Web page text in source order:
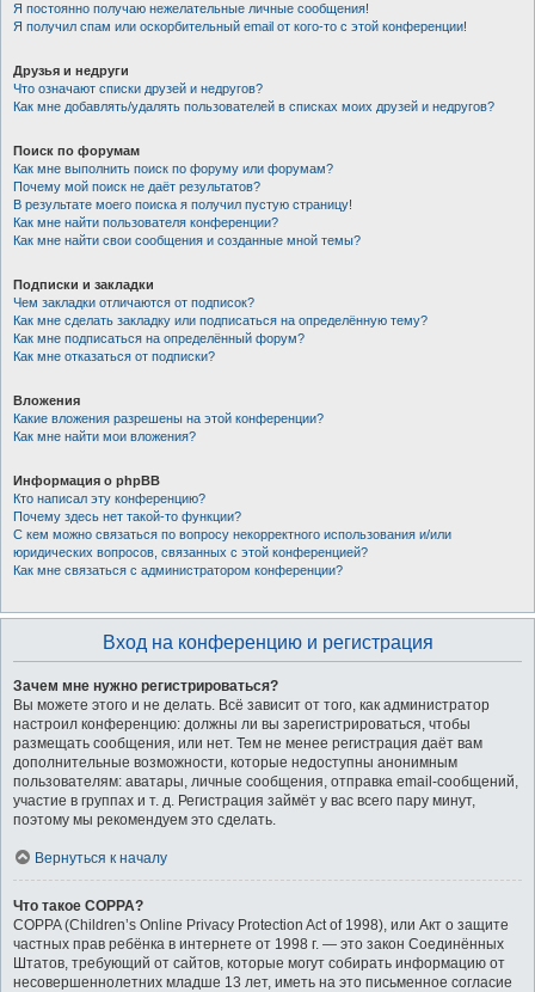
Я постоянно получаю нежелательные личные сообщения!
Я получил спам или оскорбительный email от кого-то с этой конференции!
Друзья и недруги
Что означают списки друзей и недругов?
Как мне добавлять/удалять пользователей в списках моих друзей и недругов?
Поиск по форумам
Как мне выполнить поиск по форуму или форумам?
Почему мой поиск не даёт результатов?
В результате моего поиска я получил пустую страницу!
Как мне найти пользователя конференции?
Как мне найти свои сообщения и созданные мной темы?
Подписки и закладки
Чем закладки отличаются от подписок?
Как мне сделать закладку или подписаться на определённую тему?
Как мне подписаться на определённый форум?
Как мне отказаться от подписки?
Вложения
Какие вложения разрешены на этой конференции?
Как мне найти мои вложения?
Информация о phpBB
Кто написал эту конференцию?
Почему здесь нет такой-то функции?
С кем можно связаться по вопросу некорректного использования и/или
юридических вопросов, связанных с этой конференцией?
Как мне связаться с администратором конференции?
Вход на конференцию и регистрация
Зачем мне нужно регистрироваться?
Вы можете этого и не делать. Всё зависит от того, как администратор
настроил конференцию: должны ли вы зарегистрироваться, чтобы
размещать сообщения, или нет. Тем не менее регистрация даёт вам
дополнительные возможности, которые недоступны анонимным
пользователям: аватары, личные сообщения, отправка email-сообщений,
участие в группах и т. д. Регистрация займёт у вас всего пару минут,
поэтому мы рекомендуем это сделать.
Вернуться к началу
Что такое COPPA?
COPPA (Children’s Online Privacy Protection Act of 1998), или Акт о защите
частных прав ребёнка в интернете от 1998 г. — это закон Соединённых
Штатов, требующий от сайтов, которые могут собирать информацию от
несовершеннолетних младше 13 лет, иметь на это письменное согласие